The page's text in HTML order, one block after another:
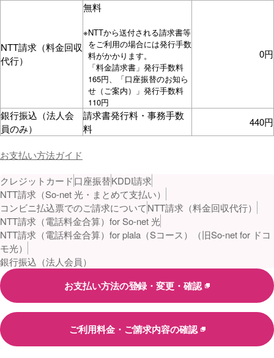
NTT請求（料金回収
代行）
無料
※NTTから送付される請求書等
をご利用の場合には発行手数
料がかかります。
「料金請求書」発行手数料
165円、「口座振替のお知ら
せ（ご案内）」発行手数料
110円
0円
銀行振込（法人会
員のみ）
請求書発行料・事務手数
料
440円
お支払い方法ガイド
クレジットカード口座振替KDDI請求
NTT請求（So-net 光・まとめて支払い）
コンビニ払込票でのご請求についてNTT請求（料金回収代行）
NTT請求（電話料金合算）for So-net 光
NTT請求（電話料金合算）for plala（Sコース）（旧So-net for ドコ
モ光）
銀行振込（法人会員）
お支払い方法の登録・変更・確認
ご利用料金・ご請求内容の確認